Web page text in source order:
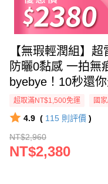
【無瑕輕潤組】
防曬0黏感 一拍無
byebye！10秒還
驗包
超取滿NT$1,500免運 國
4.9 ( 115 則評價 )
NT$2,960
NT$2,380